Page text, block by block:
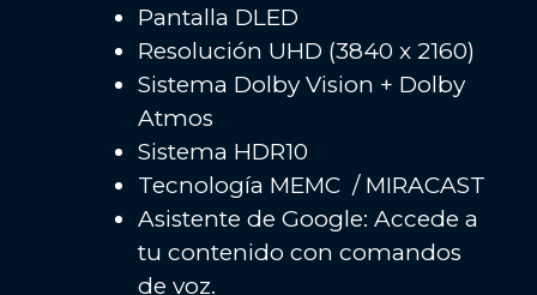
Pantalla DLED
Resolución UHD (3840 x 2160)
Sistema Dolby Vision + Dolby
Atmos
Sistema HDR10
Tecnología MEMC / MIRACAST
Asistente de Google: Accede a
tu contenido con comandos
de voz.